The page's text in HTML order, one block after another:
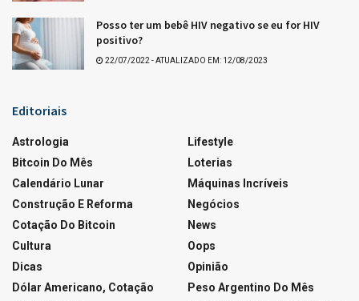
Posso ter um bebê HIV negativo se eu for HIV
positivo?
22/07/2022 - ATUALIZADO EM: 12/08/2023
Editoriais
Astrologia
Bitcoin Do Mês
Calendário Lunar
Construção E Reforma
Cotação Do Bitcoin
Cultura
Dicas
Dólar Americano, Cotação
Lifestyle
Loterias
Máquinas Incríveis
Negócios
News
Oops
Opinião
Peso Argentino Do Mês